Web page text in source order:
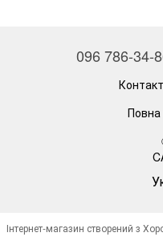
096 786-34-
Повна
Інтернет-магазин створений з